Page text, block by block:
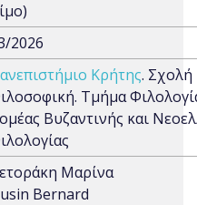
2026
Κρήτης. Σχολή
Τμήμα
Βυζαντινής και
Μαρίνα
Bernard